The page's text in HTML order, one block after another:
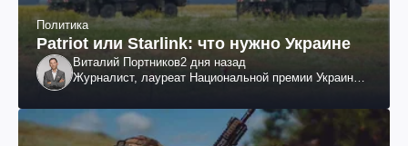
Политика
Patriot или Starlink: что нужно Украине
Виталий Портников2 дня назад
Журналист, лауреат Национальной премии Украины